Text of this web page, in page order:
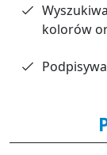
kolorów